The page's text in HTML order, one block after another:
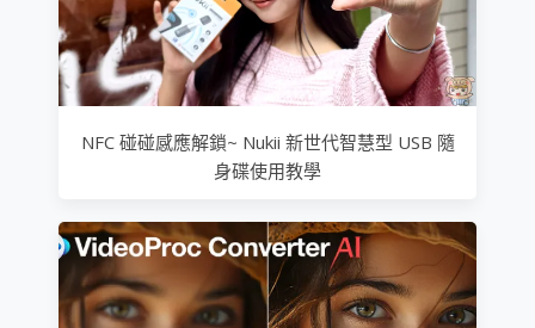
NFC 碰碰感應解鎖~ Nukii 新世代智慧型 USB 隨
身碟使用教學